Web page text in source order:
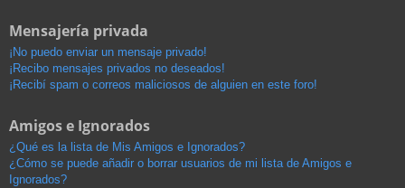
Mensajería privada
¡No puedo enviar un mensaje privado!
¡Recibo mensajes privados no deseados!
¡Recibí spam o correos maliciosos de alguien en este foro!
Amigos e Ignorados
¿Qué es la lista de Mis Amigos e Ignorados?
¿Cómo se puede añadir o borrar usuarios de mi lista de Amigos e
Ignorados?